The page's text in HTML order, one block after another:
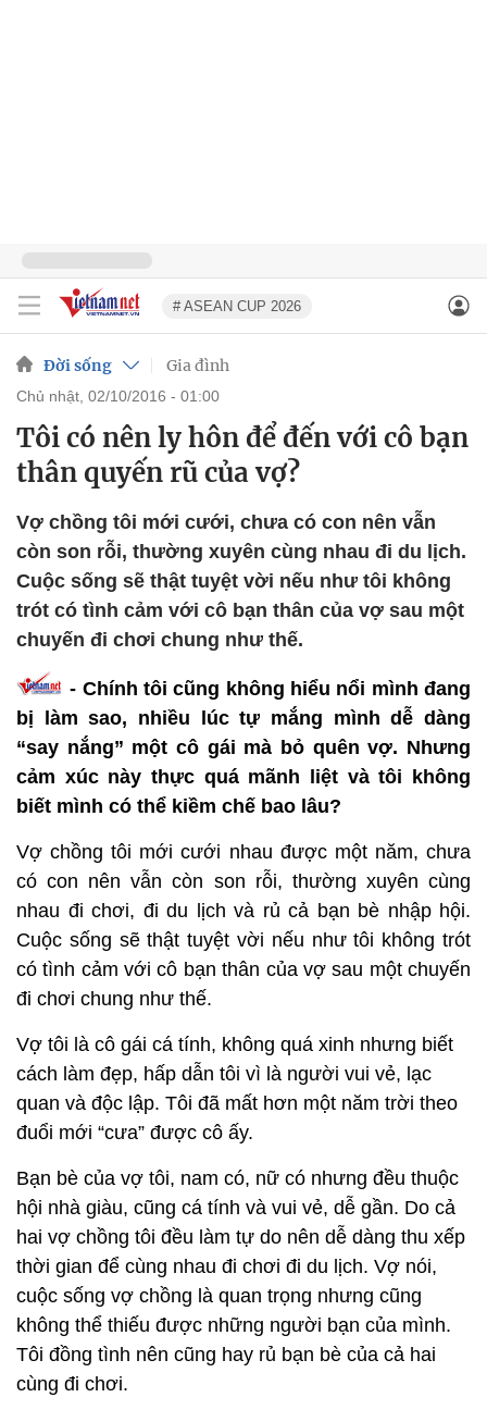
# ASEAN CUP 2026
Đời sống Gia đình
chủ nhật, 02/10/2016 - 01:00
Tôi có nên ly hôn để đến với cô bạn
thân quyến rũ của vợ?
Vợ chồng tôi mới cưới, chưa có con nên vẫn
còn son rỗi, thường xuyên cùng nhau đi du lịch.
Cuộc sống sẽ thật tuyệt vời nếu như tôi không
trót có tình cảm với cô bạn thân của vợ sau một
chuyến đi chơi chung như thế.
- Chính tôi cũng không hiểu nổi mình đang
bị làm sao, nhiều lúc tự mắng mình dễ dàng
“say nắng” một cô gái mà bỏ quên vợ. Nhưng
cảm xúc này thực quá mãnh liệt và tôi không
biết mình có thể kiềm chế bao lâu?
Vợ chồng tôi mới cưới nhau được một năm, chưa
có con nên vẫn còn son rỗi, thường xuyên cùng
nhau đi chơi, đi du lịch và rủ cả bạn bè nhập hội.
Cuộc sống sẽ thật tuyệt vời nếu như tôi không trót
có tình cảm với cô bạn thân của vợ sau một chuyến
đi chơi chung như thế.
Vợ tôi là cô gái cá tính, không quá xinh nhưng biết
cách làm đẹp, hấp dẫn tôi vì là người vui vẻ, lạc
quan và độc lập. Tôi đã mất hơn một năm trời theo
đuổi mới “cưa” được cô ấy.
Bạn bè của vợ tôi, nam có, nữ có nhưng đều thuộc
hội nhà giàu, cũng cá tính và vui vẻ, dễ gần. Do cả
hai vợ chồng tôi đều làm tự do nên dễ dàng thu xếp
thời gian để cùng nhau đi chơi đi du lịch. Vợ nói,
cuộc sống vợ chồng là quan trọng nhưng cũng
không thể thiếu được những người bạn của mình.
Tôi đồng tình nên cũng hay rủ bạn bè của cả hai
cùng đi chơi.